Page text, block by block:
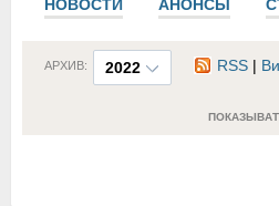
НОВОСТИ АНОНСЫ
2022
АРХИВ: RSS |